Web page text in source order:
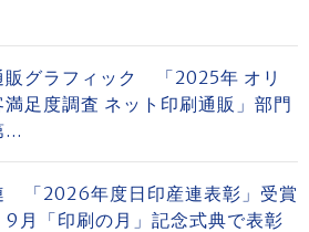
販グラフィック 「2025年 オリ
満足度調査 ネット印刷通販」部門
...
「2026年度日印産連表彰」受賞
月「印刷の月」記念式典で表彰